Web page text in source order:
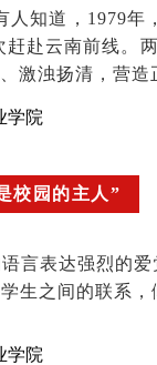
知道，1979
赴云南前线
激浊扬清，营造
校园的主人”
表达强烈的
之间的联系